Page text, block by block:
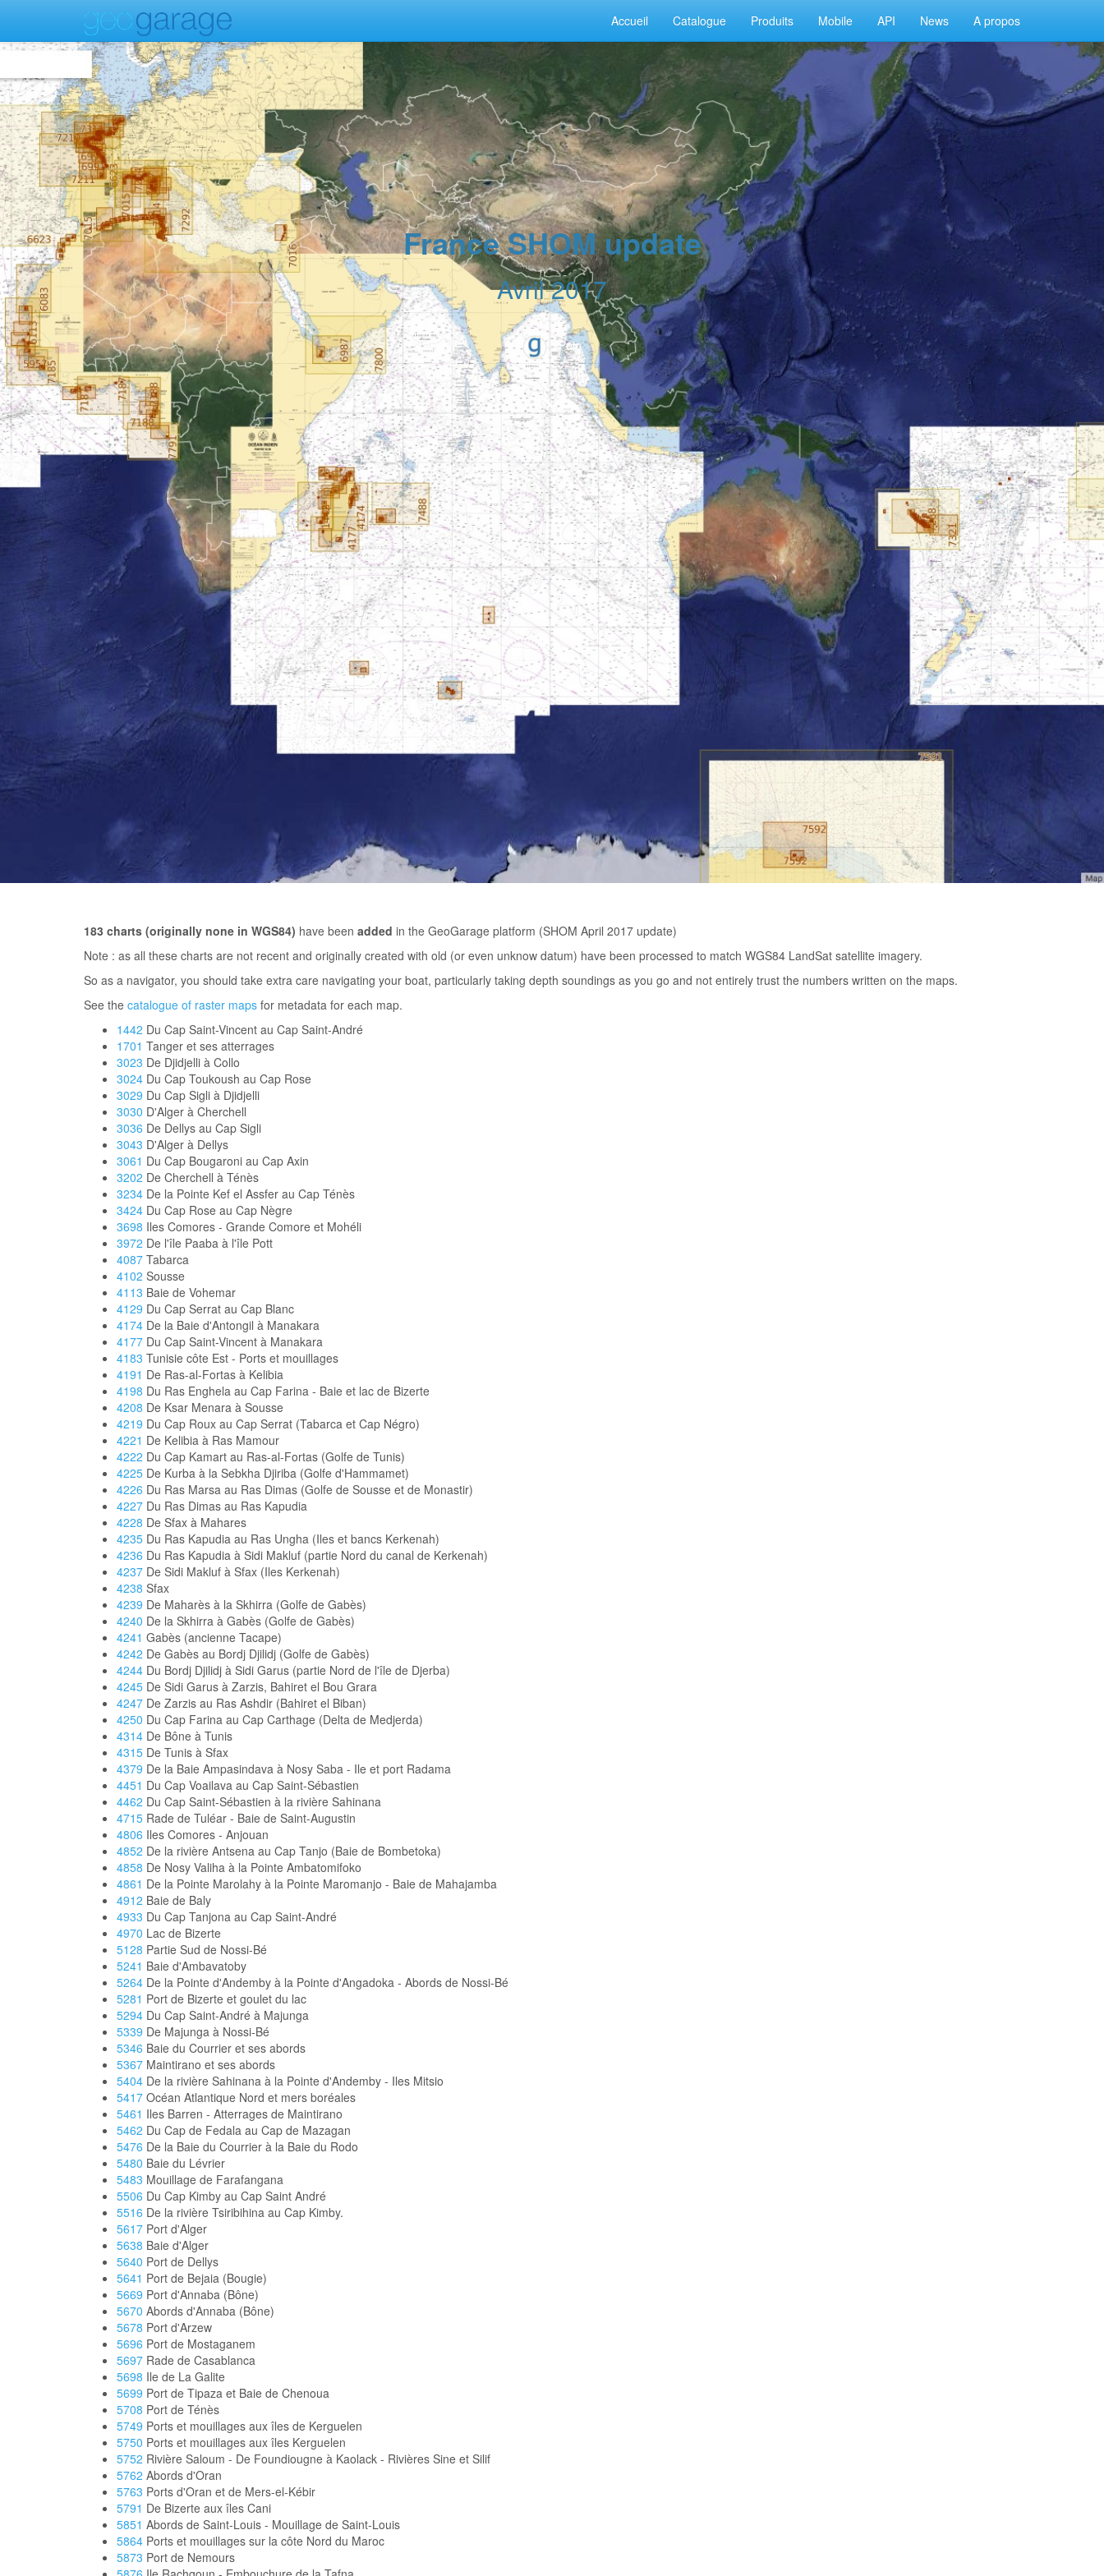
Accueil Catalogue Produits Mobile API News A propos
France SHOM update
Avril 2017
Peio
183 charts (originally none in WGS84) have been added in the GeoGarage platform (SHOM April 2017 update)
Note : as all these charts are not recent and originally created with old (or even unknow datum) have been processed to match WGS84 LandSat satellite imagery.
So as a navigator, you should take extra care navigating your boat, particularly taking depth soundings as you go and not entirely trust the numbers written on the maps.
See the catalogue of raster maps for metadata for each map.
1442 Du Cap Saint-Vincent au Cap Saint-André
1701 Tanger et ses atterrages
3023 De Djidjelli à Collo
3024 Du Cap Toukoush au Cap Rose
3029 Du Cap Sigli à Djidjelli
3030 D'Alger à Cherchell
3036 De Dellys au Cap Sigli
3043 D'Alger à Dellys
3061 Du Cap Bougaroni au Cap Axin
3202 De Cherchell à Ténès
3234 De la Pointe Kef el Assfer au Cap Ténès
3424 Du Cap Rose au Cap Nègre
3698 Iles Comores - Grande Comore et Mohéli
3972 De l'île Paaba à l'île Pott
4087 Tabarca
4102 Sousse
4113 Baie de Vohemar
4129 Du Cap Serrat au Cap Blanc
4174 De la Baie d'Antongil à Manakara
4177 Du Cap Saint-Vincent à Manakara
4183 Tunisie côte Est - Ports et mouillages
4191 De Ras-al-Fortas à Kelibia
4198 Du Ras Enghela au Cap Farina - Baie et lac de Bizerte
4208 De Ksar Menara à Sousse
4219 Du Cap Roux au Cap Serrat (Tabarca et Cap Négro)
4221 De Kelibia à Ras Mamour
4222 Du Cap Kamart au Ras-al-Fortas (Golfe de Tunis)
4225 De Kurba à la Sebkha Djiriba (Golfe d'Hammamet)
4226 Du Ras Marsa au Ras Dimas (Golfe de Sousse et de Monastir)
4227 Du Ras Dimas au Ras Kapudia
4228 De Sfax à Mahares
4235 Du Ras Kapudia au Ras Ungha (Iles et bancs Kerkenah)
4236 Du Ras Kapudia à Sidi Makluf (partie Nord du canal de Kerkenah)
4237 De Sidi Makluf à Sfax (Iles Kerkenah)
4238 Sfax
4239 De Maharès à la Skhirra (Golfe de Gabès)
4240 De la Skhirra à Gabès (Golfe de Gabès)
4241 Gabès (ancienne Tacape)
4242 De Gabès au Bordj Djilidj (Golfe de Gabès)
4244 Du Bordj Djilidj à Sidi Garus (partie Nord de l'île de Djerba)
4245 De Sidi Garus à Zarzis, Bahiret el Bou Grara
4247 De Zarzis au Ras Ashdir (Bahiret el Biban)
4250 Du Cap Farina au Cap Carthage (Delta de Medjerda)
4314 De Bône à Tunis
4315 De Tunis à Sfax
4379 De la Baie Ampasindava à Nosy Saba - Ile et port Radama
4451 Du Cap Voailava au Cap Saint-Sébastien
4462 Du Cap Saint-Sébastien à la rivière Sahinana
4715 Rade de Tuléar - Baie de Saint-Augustin
4806 Iles Comores - Anjouan
4852 De la rivière Antsena au Cap Tanjo (Baie de Bombetoka)
4858 De Nosy Valiha à la Pointe Ambatomifoko
4861 De la Pointe Marolahy à la Pointe Maromanjo - Baie de Mahajamba
4912 Baie de Baly
4933 Du Cap Tanjona au Cap Saint-André
4970 Lac de Bizerte
5128 Partie Sud de Nossi-Bé
5241 Baie d'Ambavatoby
5264 De la Pointe d'Andemby à la Pointe d'Angadoka - Abords de Nossi-Bé
5281 Port de Bizerte et goulet du lac
5294 Du Cap Saint-André à Majunga
5339 De Majunga à Nossi-Bé
5346 Baie du Courrier et ses abords
5367 Maintirano et ses abords
5404 De la rivière Sahinana à la Pointe d'Andemby - Iles Mitsio
5417 Océan Atlantique Nord et mers boréales
5461 Iles Barren - Atterrages de Maintirano
5462 Du Cap de Fedala au Cap de Mazagan
5476 De la Baie du Courrier à la Baie du Rodo
5480 Baie du Lévrier
5483 Mouillage de Farafangana
5506 Du Cap Kimby au Cap Saint André
5516 De la rivière Tsiribihina au Cap Kimby.
5617 Port d'Alger
5638 Baie d'Alger
5640 Port de Dellys
5641 Port de Bejaia (Bougie)
5669 Port d'Annaba (Bône)
5670 Abords d'Annaba (Bône)
5678 Port d'Arzew
5696 Port de Mostaganem
5697 Rade de Casablanca
5698 Ile de La Galite
5699 Port de Tipaza et Baie de Chenoua
5708 Port de Ténès
5749 Ports et mouillages aux îles de Kerguelen
5750 Ports et mouillages aux îles Kerguelen
5752 Rivière Saloum - De Foundiougne à Kaolack - Rivières Sine et Silif
5762 Abords d'Oran
5763 Ports d'Oran et de Mers-el-Kébir
5791 De Bizerte aux îles Cani
5851 Abords de Saint-Louis - Mouillage de Saint-Louis
5864 Ports et mouillages sur la côte Nord du Maroc
5873 Port de Nemours